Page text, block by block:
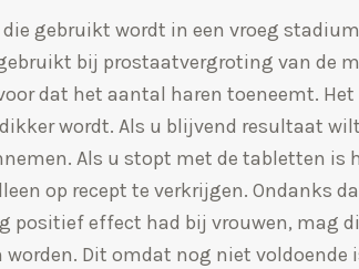
gebruikt wordt in een vroeg
bij prostaatvergroting van de
dat het aantal haren toeneemt.
wordt. Als u blijvend resultaat
Als u stopt met de tabletten is
op recept te verkrijgen. Ondanks
positief effect had bij vrouwen, mag
worden. Dit omdat nog niet voldoende